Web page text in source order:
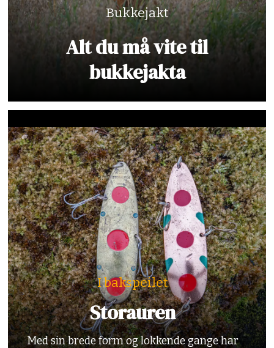
Bukkejakt
Alt du må vite til
bukkejakta
I bakspeilet
Storauren
Med sin brede form og lokkende gange har